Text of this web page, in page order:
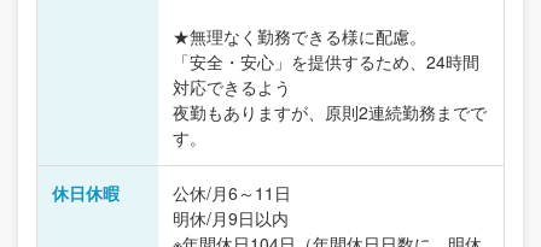
★無理なく勤務できる様に配慮。
「安全・安心」を提供するため、24時間
対応できるよう
夜勤もありますが、原則2連続勤務までで
す。
休日休暇
公休/月6～11日
明休/月9日以内